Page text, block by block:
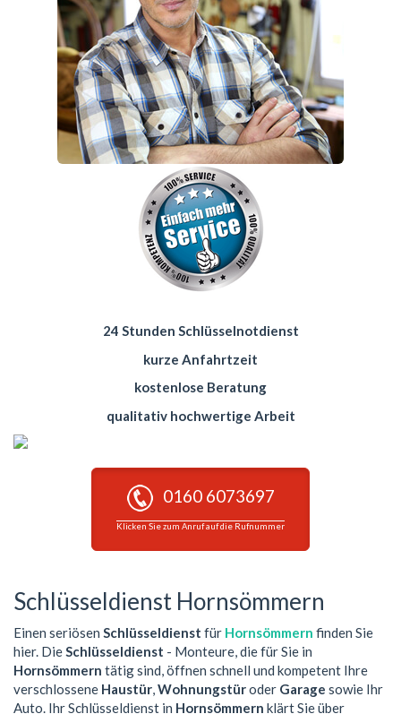
24 Stunden Schlüsselnotdienst
kurze Anfahrtzeit
kostenlose Beratung
qualitativ hochwertige Arbeit
0160 6073697
Klicken Sie zum Anruf auf die Rufnummer
Schlüsseldienst Hornsömmern
Einen seriösen Schlüsseldienst für Hornsömmern finden Sie
hier. DieSchlüsseldienst - Monteure, die für Sie in
Hornsömmern tätig sind, öffnen schnell und kompetent Ihre
verschlossene Haustür,Wohnungstüroder Garage sowie Ihr
Auto. Ihr Schlüsseldienst in Hornsömmern klärt Sie über